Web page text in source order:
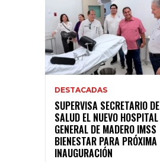
DESTACADAS
SUPERVISA SECRETARIO DE
SALUD EL NUEVO HOSPITAL
GENERAL DE MADERO IMSS
BIENESTAR PARA PRÓXIMA
INAUGURACIÓN